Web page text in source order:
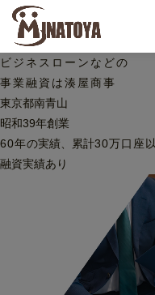
ビジネスローンなどの
事業融資は湊屋商事
東京都南青山
昭和39年創業
60年の実績、累計30万口座
融資実績あり